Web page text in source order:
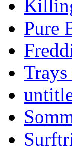
Pure
Trays